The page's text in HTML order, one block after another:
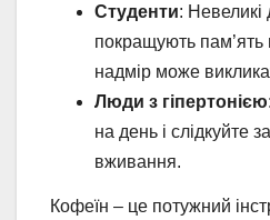
Студенти: Невеликі
покращують пам’ять
надмір може
Люди з гіпертонією
на день і слідкуйте
вживання.
Кофеїн – це потужний